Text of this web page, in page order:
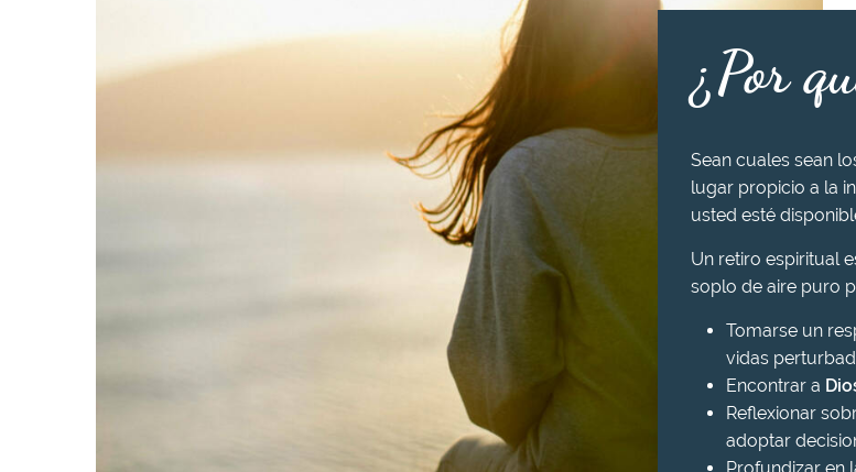
¿Por
Sean cuales sean
lugar propicio a la
usted esté
Un retiro espiritual
soplo de aire puro
Tomarse un
vidas
Encontrar a
Reflexionar
adoptar